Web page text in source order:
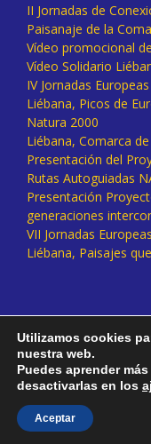
II Jornadas de
Paisanaje de la
Vídeo promocional
Vídeo Solidario
IV Jornadas
Liébana, Picos de
Natura 2000
Liébana, Comarca
Presentación del
Rutas Autoguiadas
Presentación
generaciones
VII Jornadas
Liébana, Paisajes
Utilizamos cookies
nuestra web.
Puedes aprender
desactivarlas en los
Aceptar